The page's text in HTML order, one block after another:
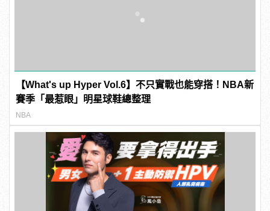
【What's up Hyper Vol.6】不只實戰也能穿搭！NBA新
賽季「最惹眼」明星球鞋總整理
NBA